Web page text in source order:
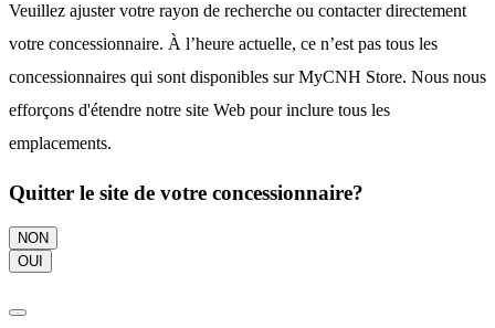
Veuillez ajuster votre rayon de recherche ou contacter directement
votre concessionnaire. À l’heure actuelle, ce n’est pas tous les
concessionnaires qui sont disponibles sur MyCNH Store. Nous nous
efforçons d'étendre notre site Web pour inclure tous les
emplacements.
Quitter le site de votre concessionnaire?
NON
OUI